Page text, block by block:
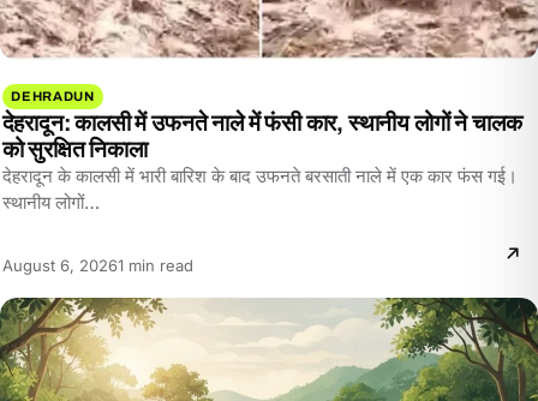
DEHRADUN
देहरादून: कालसी में उफनते नाले में फंसी कार, स्थानीय लोगों ने चालक
को सुरक्षित निकाला
देहरादून के कालसी में भारी बारिश के बाद उफनते बरसाती नाले में एक कार फंस गई।
स्थानीय लोगों…
August 6, 2026Reading
1 min read